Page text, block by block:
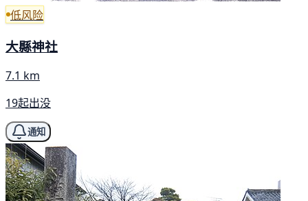
低风险
大縣神社
7.1 km
19起出没
通知